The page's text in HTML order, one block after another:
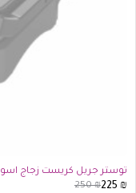
توستر جريل كريست زجاج اسود CR5189
250₪225